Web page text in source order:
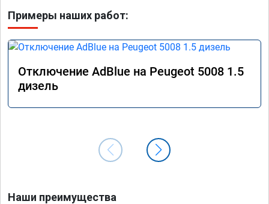
Примеры наших работ:
Отключение AdBlue на Peugeot 5008 1.5
дизель
Наши преимущества